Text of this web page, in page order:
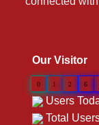
Our Visitor
0 1 2 6
Users
Total